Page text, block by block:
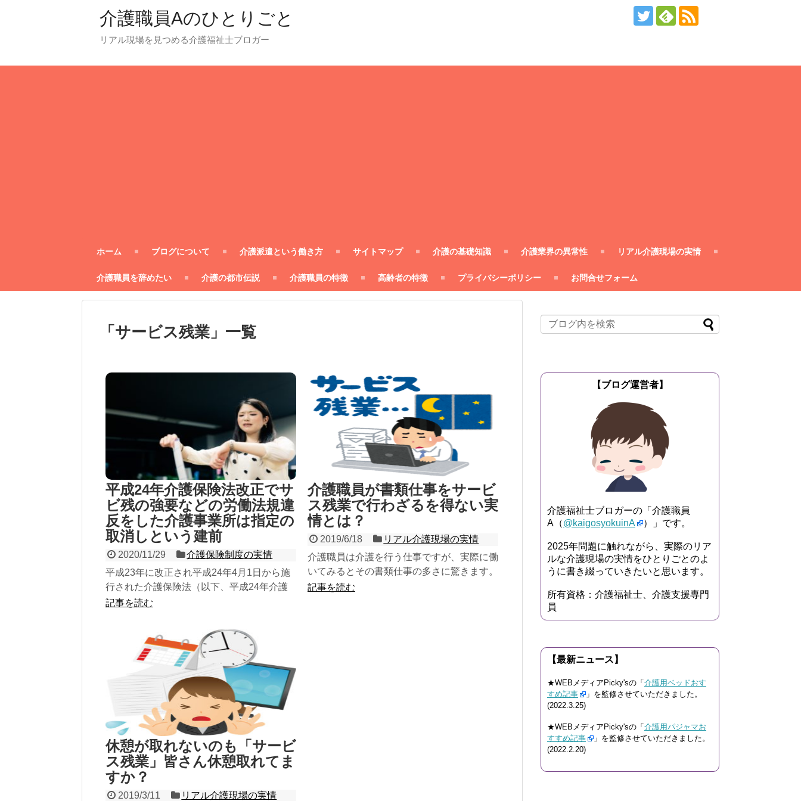
介護職員Aのひとりごと
リアル現場を見つめる介護福祉士ブロガー
ホーム ブログについて 介護派遣という働き方 サイトマップ 介護の基礎知識 介護業界の異常性 リアル介護現場の実情
介護職員を辞めたい 介護の都市伝説 介護職員の特徴 高齢者の特徴 プライバシーポリシー お問合せフォーム
「 サービス残業」 一覧
平成24年介護保険法改正でサ
ビ残の強要などの労働法規違
反をした介護事業所は指定の
取消しという建前
2020/11/29
介護保険制度の実情
平成23年に改正され平成24年4月1日から施
行された介護保険法（以下、平成24年介護
保険法改正と呼ぶ）の改正ポイントの1つ
記事を読む
介護職員が書類仕事をサービ
ス残業で行わざるを得ない実
情とは？
2019/6/18
リアル介護現場の実情
介護職員は介護を行う仕事ですが、実際に働
いてみるとその書類仕事の多さに驚きます。
利用者の日々の生活の記録だけでなく、モニ
記事を読む
休憩が取れないのも「サービ
ス残業」皆さん休憩取れてま
すか？
2019/3/11
リアル介護現場の実情
【ブログ運営者】
介護福祉士ブロガーの「介護職員
A（@kaigosyokuinA ）」です。
2025年問題に触れながら、実際のリア
ルな介護現場の実情をひとりごとのよ
うに書き綴っていきたいと思います。
所有資格：介護福祉士、介護支援専門
員
【最新ニュース】
★WEBメディアPicky'sの「 介護用ベッドおす
すめ記事
」を監修させていただきました。
(2022.3.25)
★WEBメディアPicky'sの「 介護用パジャマお
すすめ記事
」を監修させていただきました。
(2022.2.20)